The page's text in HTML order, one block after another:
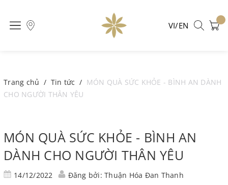
VI/EN
Trang chủ / Tin tức / MÓN QUÀ SỨC KHỎE - BÌNH AN DÀNH
CHO NGƯỜI THÂN YÊU
MÓN QUÀ SỨC KHỎE - BÌNH AN
DÀNH CHO NGƯỜI THÂN YÊU
14/12/2022 Đăng bởi: Thuận Hóa Đan Thanh